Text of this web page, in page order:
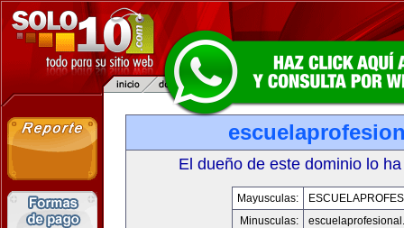
El dueño de este dominio lo
Mayusculas:
Minusculas: